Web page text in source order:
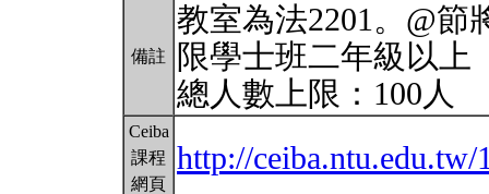
備註
教室為法2201。@節
限學士班二年級以上
總人數上限：100人
Ceiba
課程
網頁
http://